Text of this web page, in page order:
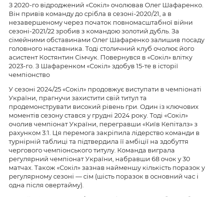
З 2020-го відроджений «Сокіл» очолював Олег Шафаренко.
Він привів команду до срібла в сезоні-2020/21, а в
незавершеному через початок повномасштабної війни
сезоні-2021/22 зробив з командою золотий дубль. За
сімейними обставинами Олег Шафаренко залишив посаду
головного наставника. Тоді столичний клуб очолює його
асистент Костянтин Сімчук. Повернувся в «Сокіл» влітку
2023-го. З Шафаренком «Сокіл» здобув 15-те в історії
чемпіонство
У сезоні 2024/25 «Сокіл» продовжує виступати в чемпіонаті
України, прагнучи захистити свій титул та
продемонструвати високий рівень гри. Один із ключових
моментів сезону стався у грудні 2024 року. Тоді «Сокіл»
очолив чемпіонат України, перегравши «Київ Кепіталз» з
рахунком 3:1. Ця перемога закріпила лідерство команди в
турнірній таблиці та підтвердила її амбіції на здобуття
чергового чемпіонського титулу. Команда виграла
регулярний чемпіонат України, набравши 68 очок у 30
матчах. Також «Сокіл» зазнав найменшу кількість поразок у
регулярному сезоні — сім (шість поразок в основний час і
одна після овертайму).